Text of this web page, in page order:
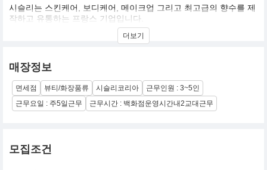
시슬리는 스킨케어, 보디케어, 메이크업 그리고 최고급의 향수를 제
작하고 유통하는 프랑스 기업입니다.
창업자인 도르나노 가족은 3 대에 걸쳐 화장품을 전문적으로 개발하
다.
위베르 도르나노 백작이 시슬리를 창립한 1976년만 하여도, 유럽인
들에게 아로마테라피와 휘또테라피는 생소한 것이었습니다. 식물성
활성 성분과 에센셜 오일을 화장품에 사용하는 것은 그 자체만으로
물에 밀접히 연관되어 있음을 깨닫게 되었습니다. 또한 식물학 연구
분야가 매우 광범위하기에(지구에 서식하는 식물은 약 800,000개에
더보기
매장정보
면세점 뷰티/화장품류 시슬리코리아
근무인원 : 3~5인
근무요일 : 주5일근무
근무시간 : 백화점운영시간내2교대근무
모집조건